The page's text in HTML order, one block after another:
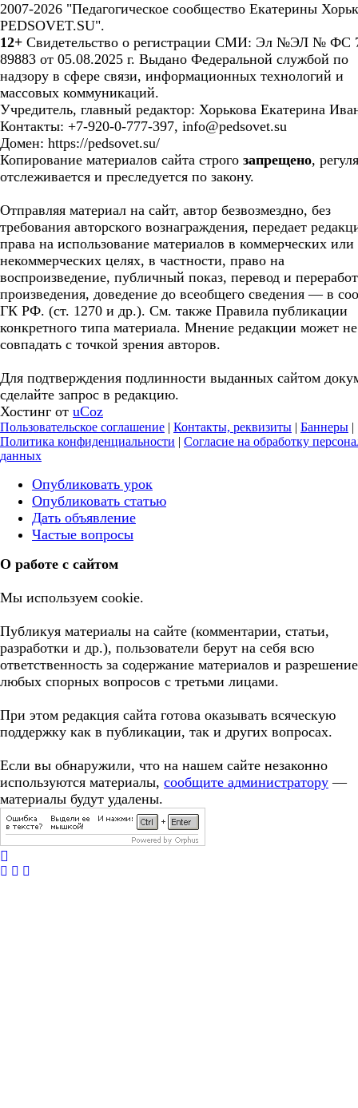
2007-2026 "Педагогическое сообщество Екатерины
PEDSOVET.SU".
12+ Свидетельство о регистрации СМИ: Эл №ЭЛ № ФС
89883 от 05.08.2025 г. Выдано Федеральной службой по
надзору в сфере связи, информационных технологий и
массовых коммуникаций.
Учредитель, главный редактор: Хорькова Екатерина
Контакты: +7-920-0-777-397, info@pedsovet.su
Домен: https://pedsovet.su/
Копирование материалов сайта строго запрещено,
отслеживается и преследуется по закону.
Отправляя материал на сайт, автор безвозмездно, без
требования авторского вознаграждения, передает
права на использование материалов в коммерческих или
некоммерческих целях, в частности, право на
воспроизведение, публичный показ, перевод и
произведения, доведение до всеобщего сведения — в
ГК РФ. (ст. 1270 и др.). См. также Правила публикации
конкретного типа материала. Мнение редакции может не
совпадать с точкой зрения авторов.
Для подтверждения подлинности выданных сайтом
сделайте запрос в редакцию.
Хостинг от uCoz
Пользовательское соглашение | Контакты, реквизиты | Баннеры |
Политика конфиденциальности | Согласие на обработку
данных
Опубликовать урок
Опубликовать статью
Дать объявление
Частые вопросы
О работе с сайтом
Мы используем cookie.
Публикуя материалы на сайте (комментарии, статьи,
разработки и др.), пользователи берут на себя всю
ответственность за содержание материалов и разрешение
любых спорных вопросов с третьми лицами.
При этом редакция сайта готова оказывать всяческую
поддержку как в публикации, так и других вопросах.
Если вы обнаружили, что на нашем сайте незаконно
используются материалы, сообщите администратору —
материалы будут удалены.